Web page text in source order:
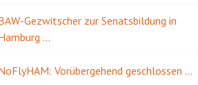
Gezwitscher zur Senatsbildung in
…
Vorübergehend geschlossen …